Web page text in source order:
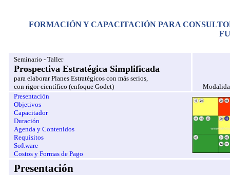
FORMACIÓN Y CAPACITACIÓN PARA
Seminario - Taller
Prospectiva Estratégica Simplificada
para elaborar Planes Estratégicos con más serios,
con rigor científico (enfoque Godet)
Presentación
Objetivos
Capacitador
Duración
Agenda y Contenidos
Requisitos
Software
Costos y Formas de Pago
Presentación